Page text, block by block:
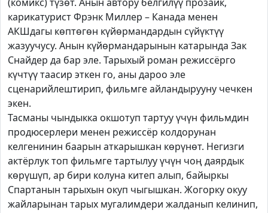
карикатурист Фрэнк Миллер – Канада менен
АКШдагы көптөгөн күйөрмандардын сүйүктүү
жазуучусу. Анын күйөрмандарынын катарында Зак
Снайдер да бар эле. Тарыхый роман режиссёрго
күчтүү таасир эткен го, аны дароо эле
сценарийлештирип, фильмге айландырууну чечкен
экен.
Тасманы чындыкка окшотуп тартуу үчүн фильмдин
продюсерлери менен режиссёр колдорунан
келгенинин баарын аткарышкан көрүнөт. Негизги
актёрлук топ фильмге тартылуу үчүн чоң даярдык
көрүшүп, ар бири колуна китеп алып, байыркы
Спартанын тарыхын окуп чыгышкан. Жогорку окуу
жайларынан тарых мугалимдери жалданып келинип,